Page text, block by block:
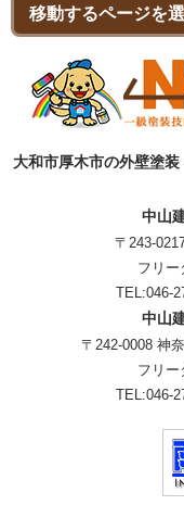
大和市厚木市の外壁塗
中山
〒243-
フリー
TEL:046-
中山
〒242-0008 神
フリー
TEL:046-